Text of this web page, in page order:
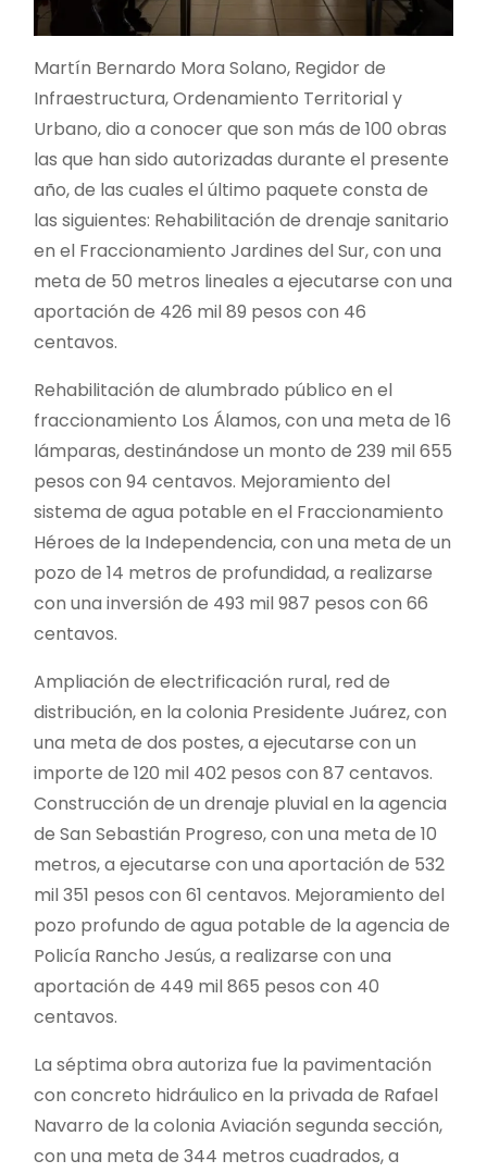
Martín Bernardo Mora Solano, Regidor de
Infraestructura, Ordenamiento Territorial y
Urbano, dio a conocer que son más de 100 obras
las que han sido autorizadas durante el presente
año, de las cuales el último paquete consta de
las siguientes: Rehabilitación de drenaje sanitario
en el Fraccionamiento Jardines del Sur, con una
meta de 50 metros lineales a ejecutarse con una
aportación de 426 mil 89 pesos con 46
centavos.
Rehabilitación de alumbrado público en el
fraccionamiento Los Álamos, con una meta de 16
lámparas, destinándose un monto de 239 mil 655
pesos con 94 centavos. Mejoramiento del
sistema de agua potable en el Fraccionamiento
Héroes de la Independencia, con una meta de un
pozo de 14 metros de profundidad, a realizarse
con una inversión de 493 mil 987 pesos con 66
centavos.
Ampliación de electrificación rural, red de
distribución, en la colonia Presidente Juárez, con
una meta de dos postes, a ejecutarse con un
importe de 120 mil 402 pesos con 87 centavos.
Construcción de un drenaje pluvial en la agencia
de San Sebastián Progreso, con una meta de 10
metros, a ejecutarse con una aportación de 532
mil 351 pesos con 61 centavos. Mejoramiento del
pozo profundo de agua potable de la agencia de
Policía Rancho Jesús, a realizarse con una
aportación de 449 mil 865 pesos con 40
centavos.
La séptima obra autoriza fue la pavimentación
con concreto hidráulico en la privada de Rafael
Navarro de la colonia Aviación segunda sección,
con una meta de 344 metros cuadrados, a